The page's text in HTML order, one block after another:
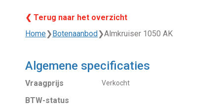
❮ Terug naar het overzicht
Home❯ Botenaanbod ❯Almkruiser 1050 AK
Algemene specificaties
Vraagprijs Verkocht
BTW-status